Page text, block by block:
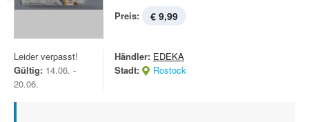
Preis: € 9,99
Leider verpasst!
Gültig: 14.06. -
20.06.
Händler: EDEKA
Stadt:
Rostock